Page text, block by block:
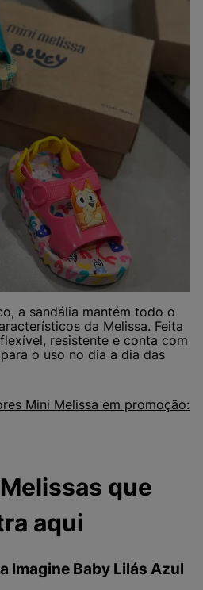
a sandália mantém todo o
da Melissa. Feita
resistente e conta com
o uso no dia a dia das
Mini Melissa em promoção:
que
aqui
Imagine Baby Lilás Azul